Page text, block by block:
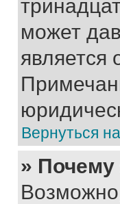
может
является
Вернуться
» Почему